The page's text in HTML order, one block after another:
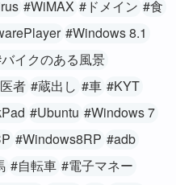
#WiMAX #ドメイン #食
#Windows 8.1
イクのある風景
者 #蔵出し #車 #KYT
#Ubuntu #Windows 7
#Windows8RP #adb
#自転車 #電子マネー